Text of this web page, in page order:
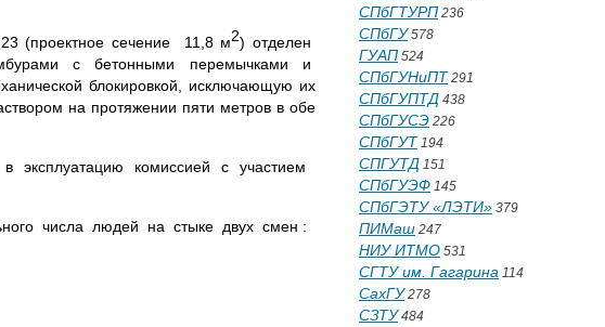
(проектное сечение 11,8 м2) отделен
с бетонными перемычками и
блокировкой, исключающую их
на протяжении пяти метров в обе
эксплуатацию комиссией с участием
числа людей на стыке двух смен :
СПбГТУРП 236
СПбГУ578
ГУАП 524
СПбГУНиПТ 291
СПбГУПТД 438
СПбГУСЭ 226
СПбГУТ 194
СПГУТД 151
СПбГУЭФ 145
СПбГЭТУ «ЛЭТИ» 379
ПИМаш 247
НИУ ИТМО 531
СГТУ им. Гагарина 114
СахГУ278
СЗТУ484